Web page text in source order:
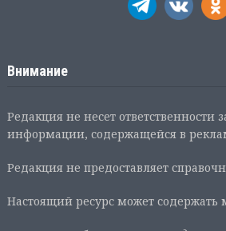
Внимание
Редакция не несет ответственности
информации, содержащейся в
Редакция не предоставляет
Настоящий ресурс может содержать